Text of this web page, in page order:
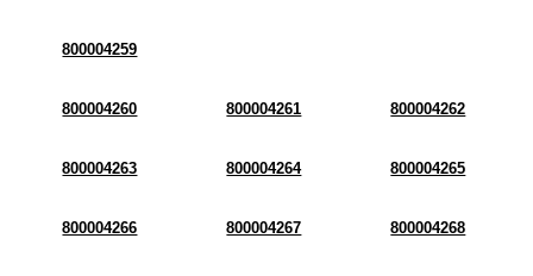
800004259
800004260 800004261 800004262
800004263 800004264 800004265
800004266 800004267 800004268